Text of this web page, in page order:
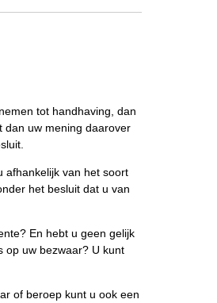
tot handhaving, dan
dan uw mening daarover
afhankelijk van het soort
het besluit dat u van
En hebt u geen gelijk
op uw bezwaar? U kunt
of beroep kunt u ook een